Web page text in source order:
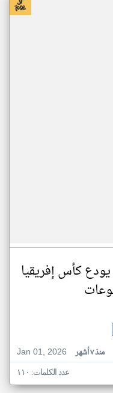
كأس إفريقيا
Jan 01, 2026
منذ ٧ أشهر
عدد الكلمات: ١١٠